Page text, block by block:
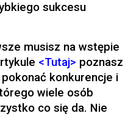
sukcesu
musisz na wstępie
<Tutaj> poznasz
konkurencje i
wiele osób
co się da. Nie